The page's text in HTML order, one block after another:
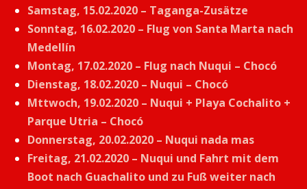
Samstag, 15.02.2020 – Taganga-Zusätze
Sonntag, 16.02.2020 – Flug von Santa Marta nach
Medellín
Montag, 17.02.2020 – Flug nach Nuqui – Chocó
Dienstag, 18.02.2020 – Nuqui – Chocó
Mttwoch, 19.02.2020 – Nuqui + Playa Cochalito +
Parque Utria – Chocó
Donnerstag, 20.02.2020 – Nuqui nada mas
Freitag, 21.02.2020 – Nuqui und Fahrt mit dem
Boot nach Guachalito und zu Fuß weiter nach